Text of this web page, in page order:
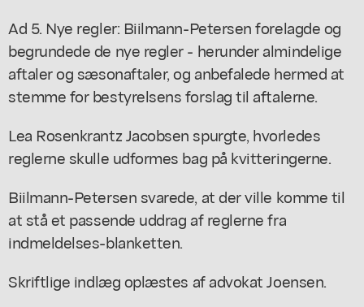
Ad 5. Nye regler: Biilmann-Petersen forelagde og
begrundede de nye regler - herunder almindelige
aftaler og sæsonaftaler, og anbefalede hermed at
stemme for bestyrelsens forslag til aftalerne.
Lea Rosenkrantz Jacobsen spurgte, hvorledes
reglerne skulle udformes bag på kvitteringerne.
Biilmann-Petersen svarede, at der ville komme til
at stå et passende uddrag af reglerne fra
indmeldelses-blanketten.
Skriftlige indlæg oplæstes af advokat Joensen.